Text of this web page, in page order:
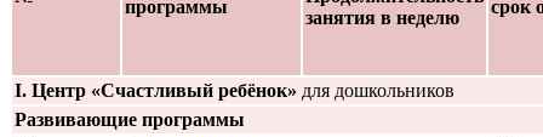
программы
занятия в неделю
срок
I. Центр «Счастливый ребёнок» для дошкольников
Развивающие программы